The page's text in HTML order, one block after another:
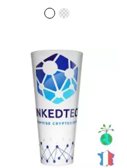
Blanc